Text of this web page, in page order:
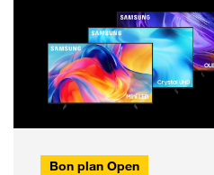
Bon plan Open